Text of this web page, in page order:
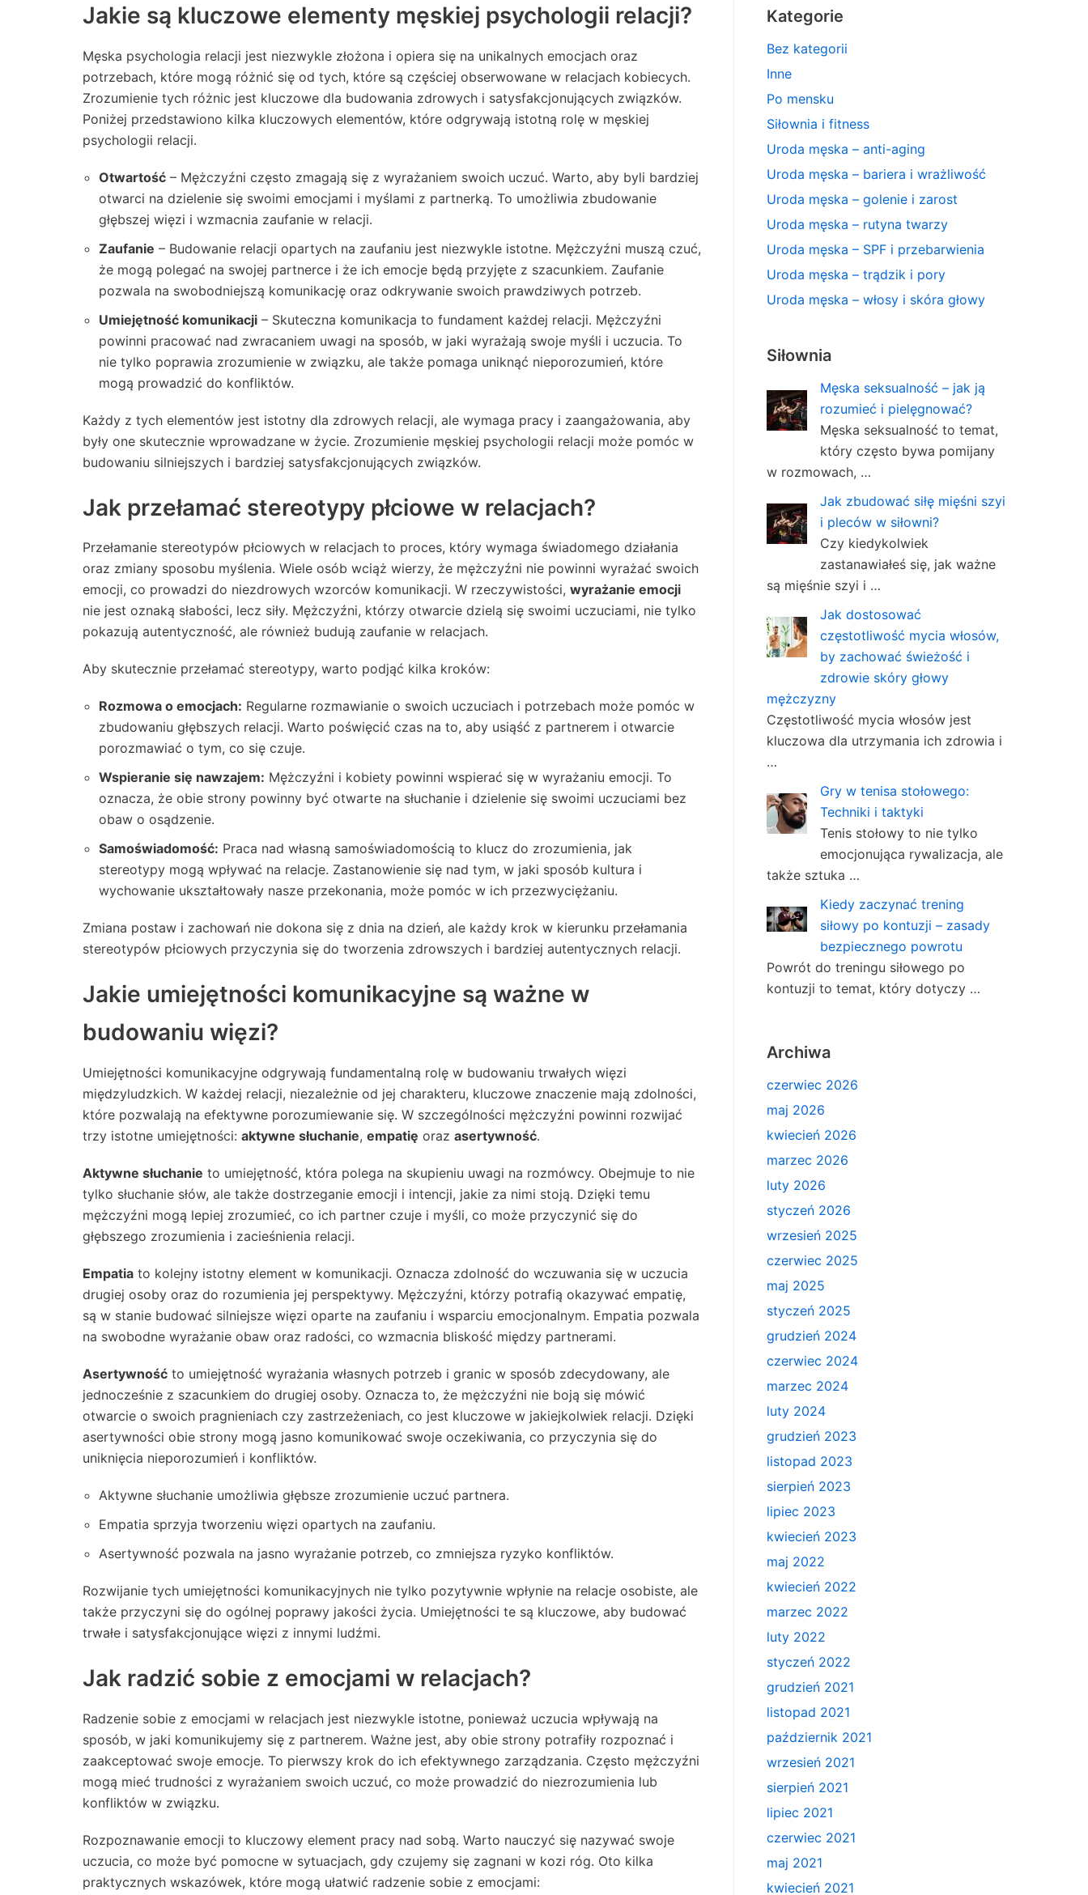
Jakie są kluczowe elementy męskiej psychologii relacji?
Męska psychologia relacji jest niezwykle złożona i opiera się na unikalnych emocjach oraz
potrzebach, które mogą różnić się od tych, które są częściej obserwowane w relacjach kobiecych.
Zrozumienie tych różnic jest kluczowe dla budowania zdrowych i satysfakcjonujących związków.
Poniżej przedstawiono kilka kluczowych elementów, które odgrywają istotną rolę w męskiej
psychologii relacji.
Otwartość – Mężczyźni często zmagają się z wyrażaniem swoich uczuć. Warto, aby byli bardziej
otwarci na dzielenie się swoimi emocjami i myślami z partnerką. To umożliwia zbudowanie
głębszej więzi i wzmacnia zaufanie w relacji.
Zaufanie – Budowanie relacji opartych na zaufaniu jest niezwykle istotne. Mężczyźni muszą czuć,
że mogą polegać na swojej partnerce i że ich emocje będą przyjęte z szacunkiem. Zaufanie
pozwala na swobodniejszą komunikację oraz odkrywanie swoich prawdziwych potrzeb.
Umiejętność komunikacji – Skuteczna komunikacja to fundament każdej relacji. Mężczyźni
powinni pracować nad zwracaniem uwagi na sposób, w jaki wyrażają swoje myśli i uczucia. To
nie tylko poprawia zrozumienie w związku, ale także pomaga uniknąć nieporozumień, które
mogą prowadzić do konfliktów.
Każdy z tych elementów jest istotny dla zdrowych relacji, ale wymaga pracy i zaangażowania, aby
były one skutecznie wprowadzane w życie. Zrozumienie męskiej psychologii relacji może pomóc w
budowaniu silniejszych i bardziej satysfakcjonujących związków.
Jak przełamać stereotypy płciowe w relacjach?
Przełamanie stereotypów płciowych w relacjach to proces, który wymaga świadomego działania
oraz zmiany sposobu myślenia. Wiele osób wciąż wierzy, że mężczyźni nie powinni wyrażać swoich
emocji, co prowadzi do niezdrowych wzorców komunikacji. W rzeczywistości, wyrażanie emocji
nie jest oznaką słabości, lecz siły. Mężczyźni, którzy otwarcie dzielą się swoimi uczuciami, nie tylko
pokazują autentyczność, ale również budują zaufanie w relacjach.
Aby skutecznie przełamać stereotypy, warto podjąć kilka kroków:
Rozmowa o emocjach: Regularne rozmawianie o swoich uczuciach i potrzebach może pomóc w
zbudowaniu głębszych relacji. Warto poświęcić czas na to, aby usiąść z partnerem i otwarcie
porozmawiać o tym, co się czuje.
Wspieranie się nawzajem: Mężczyźni i kobiety powinni wspierać się w wyrażaniu emocji. To
oznacza, że obie strony powinny być otwarte na słuchanie i dzielenie się swoimi uczuciami bez
obaw o osądzenie.
Samoświadomość: Praca nad własną samoświadomością to klucz do zrozumienia, jak
stereotypy mogą wpływać na relacje. Zastanowienie się nad tym, w jaki sposób kultura i
wychowanie ukształtowały nasze przekonania, może pomóc w ich przezwyciężaniu.
Zmiana postaw i zachowań nie dokona się z dnia na dzień, ale każdy krok w kierunku przełamania
stereotypów płciowych przyczynia się do tworzenia zdrowszych i bardziej autentycznych relacji.
Jakie umiejętności komunikacyjne są ważne w
budowaniu więzi?
Umiejętności komunikacyjne odgrywają fundamentalną rolę w budowaniu trwałych więzi
międzyludzkich. W każdej relacji, niezależnie od jej charakteru, kluczowe znaczenie mają zdolności,
które pozwalają na efektywne porozumiewanie się. W szczególności mężczyźni powinni rozwijać
trzy istotne umiejętności: aktywne słuchanie, empatię oraz asertywność.
Aktywne słuchanie to umiejętność, która polega na skupieniu uwagi na rozmówcy. Obejmuje to nie
tylko słuchanie słów, ale także dostrzeganie emocji i intencji, jakie za nimi stoją. Dzięki temu
mężczyźni mogą lepiej zrozumieć, co ich partner czuje i myśli, co może przyczynić się do
głębszego zrozumienia i zacieśnienia relacji.
Empatia to kolejny istotny element w komunikacji. Oznacza zdolność do wczuwania się w uczucia
drugiej osoby oraz do rozumienia jej perspektywy. Mężczyźni, którzy potrafią okazywać empatię,
są w stanie budować silniejsze więzi oparte na zaufaniu i wsparciu emocjonalnym. Empatia pozwala
na swobodne wyrażanie obaw oraz radości, co wzmacnia bliskość między partnerami.
Asertywność to umiejętność wyrażania własnych potrzeb i granic w sposób zdecydowany, ale
jednocześnie z szacunkiem do drugiej osoby. Oznacza to, że mężczyźni nie boją się mówić
otwarcie o swoich pragnieniach czy zastrzeżeniach, co jest kluczowe w jakiejkolwiek relacji. Dzięki
asertywności obie strony mogą jasno komunikować swoje oczekiwania, co przyczynia się do
uniknięcia nieporozumień i konfliktów.
Aktywne słuchanie umożliwia głębsze zrozumienie uczuć partnera.
Empatia sprzyja tworzeniu więzi opartych na zaufaniu.
Asertywność pozwala na jasno wyrażanie potrzeb, co zmniejsza ryzyko konfliktów.
Rozwijanie tych umiejętności komunikacyjnych nie tylko pozytywnie wpłynie na relacje osobiste, ale
także przyczyni się do ogólnej poprawy jakości życia. Umiejętności te są kluczowe, aby budować
trwałe i satysfakcjonujące więzi z innymi ludźmi.
Jak radzić sobie z emocjami w relacjach?
Radzenie sobie z emocjami w relacjach jest niezwykle istotne, ponieważ uczucia wpływają na
sposób, w jaki komunikujemy się z partnerem. Ważne jest, aby obie strony potrafiły rozpoznać i
zaakceptować swoje emocje. To pierwszy krok do ich efektywnego zarządzania. Często mężczyźni
mogą mieć trudności z wyrażaniem swoich uczuć, co może prowadzić do niezrozumienia lub
konfliktów w związku.
Rozpoznawanie emocji to kluczowy element pracy nad sobą. Warto nauczyć się nazywać swoje
uczucia, co może być pomocne w sytuacjach, gdy czujemy się zagnani w kozi róg. Oto kilka
praktycznych wskazówek, które mogą ułatwić radzenie sobie z emocjami:
Kategorie
Bez kategorii
Inne
Po mensku
Siłownia i fitness
Uroda męska – anti-aging
Uroda męska – bariera i wrażliwość
Uroda męska – golenie i zarost
Uroda męska – rutyna twarzy
Uroda męska – SPF i przebarwienia
Uroda męska – trądzik i pory
Uroda męska – włosy i skóra głowy
Siłownia
Męska seksualność – jak ją
rozumieć i pielęgnować?
Męska seksualność to temat,
który często bywa pomijany
w rozmowach, …
Jak zbudować siłę mięśni szyi
i pleców w siłowni?
Czy kiedykolwiek
zastanawiałeś się, jak ważne
są mięśnie szyi i …
Jak dostosować
częstotliwość mycia włosów,
by zachować świeżość i
zdrowie skóry głowy
mężczyzny
Częstotliwość mycia włosów jest
kluczowa dla utrzymania ich zdrowia i
…
Gry w tenisa stołowego:
Techniki i taktyki
Tenis stołowy to nie tylko
emocjonująca rywalizacja, ale
także sztuka …
Kiedy zaczynać trening
siłowy po kontuzji – zasady
bezpiecznego powrotu
Powrót do treningu siłowego po
kontuzji to temat, który dotyczy …
Archiwa
czerwiec 2026
maj 2026
kwiecień 2026
marzec 2026
luty 2026
styczeń 2026
wrzesień 2025
czerwiec 2025
maj 2025
styczeń 2025
grudzień 2024
czerwiec 2024
marzec 2024
luty 2024
grudzień 2023
listopad 2023
sierpień 2023
lipiec 2023
kwiecień 2023
maj 2022
kwiecień 2022
marzec 2022
luty 2022
styczeń 2022
grudzień 2021
listopad 2021
październik 2021
wrzesień 2021
sierpień 2021
lipiec 2021
czerwiec 2021
maj 2021
kwiecień 2021